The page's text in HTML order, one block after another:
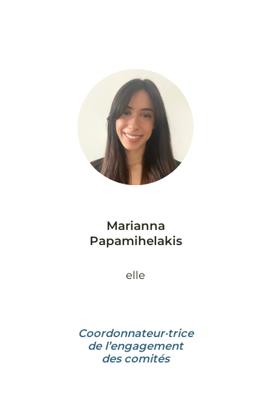
Marianna
Papamihelakis
elle
Coordonnateur·trice
de l’engagement
des comités